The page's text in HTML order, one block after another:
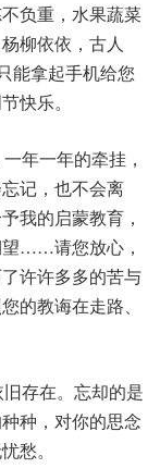
负重，水果蔬菜
柳依依，古人
能拿起手机给您
快乐。
年一年的牵挂，
记，也不会离
我的启蒙教育，
望……请您放心，
许许多多的苦与
教诲在走路、
存在。忘却的是
种，对你的思念
愁。